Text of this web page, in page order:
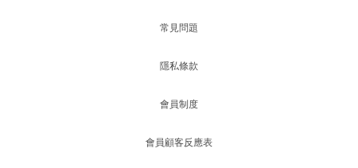
常見問題
隱私條款
會員制度
會員顧客反應表